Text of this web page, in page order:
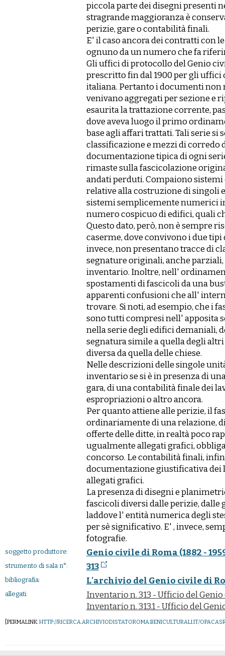
piccola parte dei disegni presenti
stragrande maggioranza è
perizie, gare o contabilità finali.
E' il caso ancora dei contratti con
ognuno da un numero che fa
Gli uffici di protocollo del Genio
prescritto fin dal 1900 per gli
italiana. Pertanto i documenti non
venivano aggregati per sezione e
esaurita la trattazione corrente,
dove aveva luogo il primo
base agli affari trattati. Tali serie si
classificazione e mezzi di corredo
documentazione tipica di ogni
rimaste sulla fascicolazione
andati perduti. Compaiono
relative alla costruzione di singoli
sistemi semplicemente numerici
numero cospicuo di edifici, quali
Questo dato, però, non è sempre
caserme, dove convivono i due
invece, non presentano tracce di
segnature originali, anche
inventario. Inoltre, nell'
spostamenti di fascicoli da una
apparenti confusioni che all'
trovare. Si noti, ad esempio, che i
sono tutti compresi nell' apposita
nella serie degli edifici demaniali,
segnatura simile a quella degli
diversa da quella delle chiese.
Nelle descrizioni delle singole
inventario se si è in presenza di
gara, di una contabilità finale dei
espropriazioni o altro ancora.
Per quanto attiene alle perizie, il
ordinariamente di una relazione,
offerte delle ditte, in realtà poco
ugualmente allegati grafici,
concorso. Le contabilità finali,
documentazione giustificativa dei
allegati grafici.
La presenza di disegni e
fascicoli diversi dalle perizie, dalle
laddove l' entità numerica degli
per sè significativo. E' , invece,
fotografie.
soggetto produttore: Genio civile di Roma (1882 -
strumento di sala n°: 313
bibliografia: L'archivio del Genio civile di
allegati:
Inventario n. 313 - Ufficio del
Inventario n. 313.1 - Ufficio del
[PERMALINK:HTTP://RICERCA.ARCHIVIODISTATOROMA.BENICULTURALI.IT/